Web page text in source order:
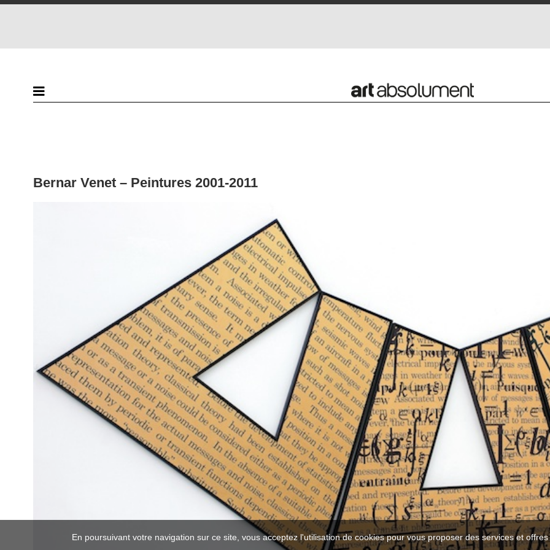
Bernar Venet – Peintures 2001-2011
En poursuivant votre navigation sur ce site, vous acceptez l'utilisation de cookies pour vous proposer des services et